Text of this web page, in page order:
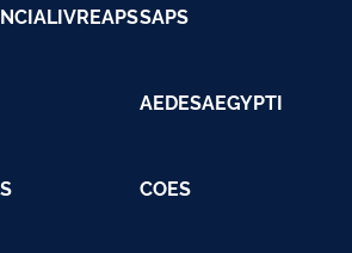
SAPS
AEDESAEGYPTI
COES